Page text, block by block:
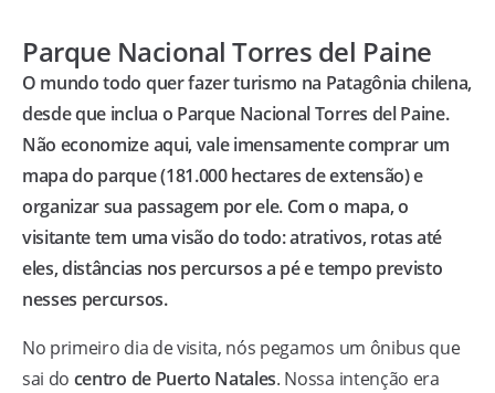
Parque Nacional Torres del Paine
O mundo todo quer fazer turismo na Patagônia chilena,
desde que inclua o Parque Nacional Torres del Paine.
Não economize aqui, vale imensamente comprar um
mapa do parque (181.000 hectares de extensão) e
organizar sua passagem por ele. Com o mapa, o
visitante tem uma visão do todo: atrativos, rotas até
eles, distâncias nos percursos a pé e tempo previsto
nesses percursos.
No primeiro dia de visita, nós pegamos um ônibus que
sai do centro de Puerto Natales. Nossa intenção era